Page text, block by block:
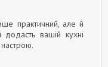
практичний, але й
додасть вашій кухні